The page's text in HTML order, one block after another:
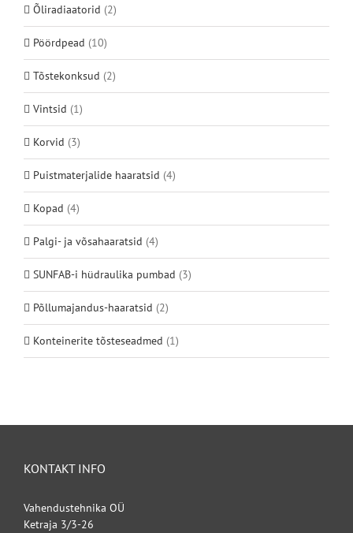
Õliradiaatorid (2)
Pöördpead (10)
Tõstekonksud (2)
Vintsid (1)
Korvid (3)
Puistmaterjalide haaratsid (4)
Kopad (4)
Palgi- ja võsahaaratsid (4)
SUNFAB-i hüdraulika pumbad (3)
Põllumajandus-haaratsid (2)
Konteinerite tõsteseadmed (1)
KONTAKT INFO
Vahendustehnika OÜ
Ketraja 3/3-26